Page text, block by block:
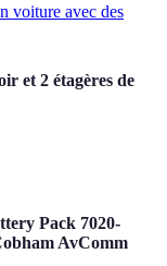
voiture avec des
et 2 étagères de
Pack 7020-
AvComm